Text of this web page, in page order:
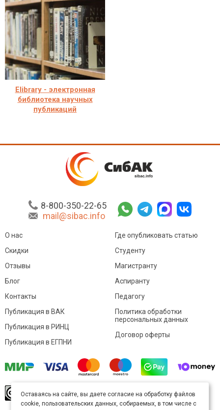
Elibrary - электронная
библиотека научных
публикаций
8-800-350-22-65
mail@sibac.info
О нас
Скидки
Отзывы
Блог
Контакты
Где опубликовать статью
Студенту
Магистранту
Аспиранту
Педагогу
Публикация в ВАК
Публикация в РИНЦ
Публикация в ЕГПНИ
Политика обработки
персональных данных
Договор оферты
произведение доступно полицензии Creative
Commons «Attribution» («Атрибуция») 4.0
Оставаясь на сайте, вы даете согласие на обработку файлов
cookie, пользовательских данных, собираемых, в том числе с